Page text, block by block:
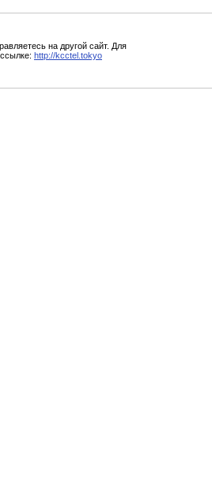
на другой сайт. Для
http://kcctel.tokyo